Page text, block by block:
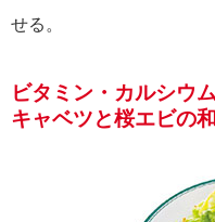
せる。
ビタミン・カルシウ
キャベツと桜エビの